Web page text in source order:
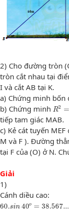
2) Cho đường tròn
tròn cắt nhau tại
I và cắt AB tại K.
a) Chứng minh bốn
b) Chứng minh R2 =
R2=
tiếp tam giác MAB.
c) Kẻ cát tuyến
M và F ). Đường
tại F của (O) ở N.
Giải
1)
Cánh diều cao:
60.sin 40o = 38.567...
60.sin40o =38.567...